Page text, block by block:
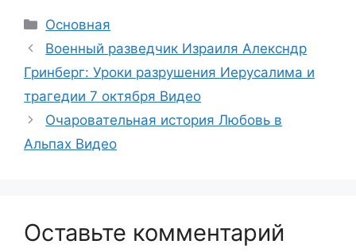
Рубрики
Основная
Военный разведчик Израиля Алексндр
Гринберг: Уроки разрушения Иерусалима и
трагедии 7 октября Видео
Очаровательная история Любовь в
Альпах Видео
Оставьте комментарий